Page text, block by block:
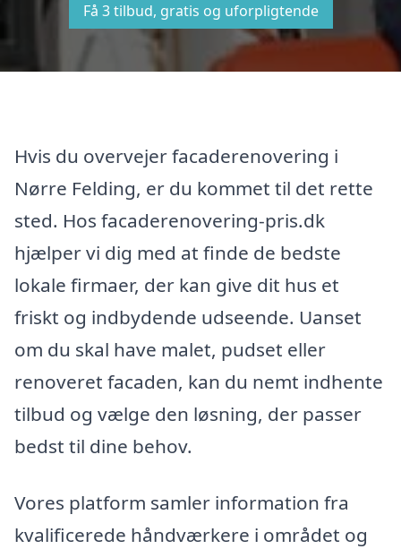
Få 3 tilbud, gratis og uforpligtende
Hvis du overvejer facaderenovering i
Nørre Felding, er du kommet til det rette
sted. Hos facaderenovering-pris.dk
hjælper vi dig med at finde de bedste
lokale firmaer, der kan give dit hus et
friskt og indbydende udseende. Uanset
om du skal have malet, pudset eller
renoveret facaden, kan du nemt indhente
tilbud og vælge den løsning, der passer
bedst til dine behov.
Vores platform samler information fra
kvalificerede håndværkere i området og